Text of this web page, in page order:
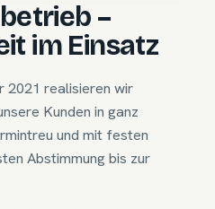
–
im Einsatz
2021 realisieren wir
Kunden in ganz
und mit festen
Abstimmung bis zur